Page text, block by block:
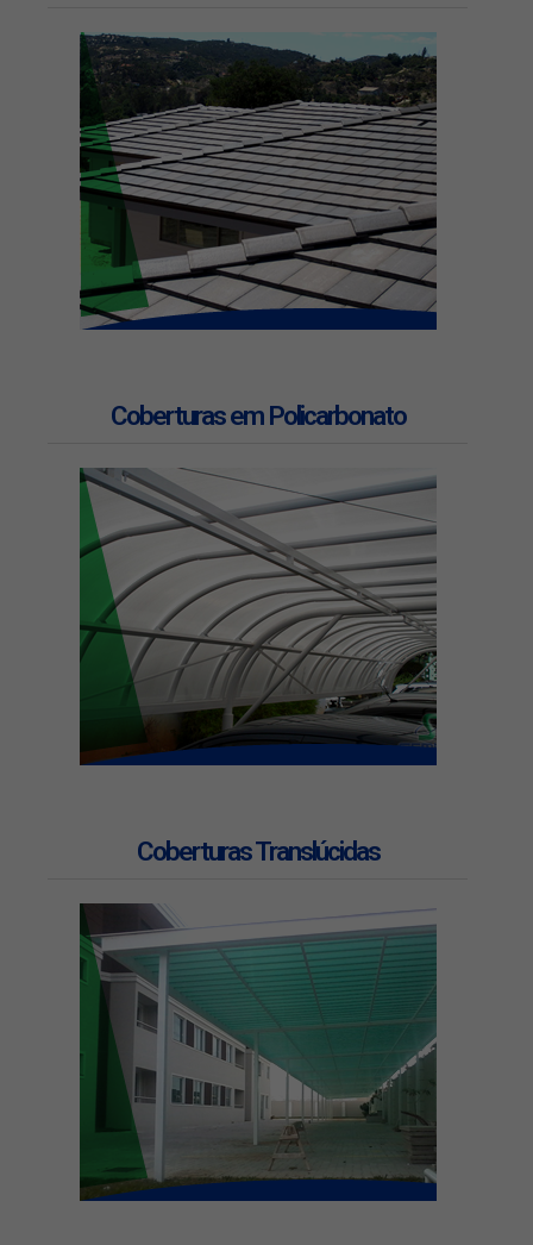
Coberturas em Policarbonato
Coberturas Translúcidas